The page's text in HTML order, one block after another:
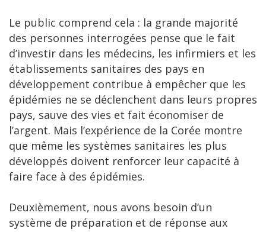
Le public comprend cela : la grande majorité
des personnes interrogées pense que le fait
d’investir dans les médecins, les infirmiers et les
établissements sanitaires des pays en
développement contribue à empêcher que les
épidémies ne se déclenchent dans leurs propres
pays, sauve des vies et fait économiser de
l’argent. Mais l’expérience de la Corée montre
que même les systèmes sanitaires les plus
développés doivent renforcer leur capacité à
faire face à des épidémies.
Deuxièmement, nous avons besoin d’un
système de préparation et de réponse aux